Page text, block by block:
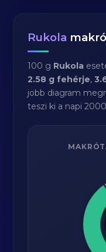
Rukola
100 g Rukola
2.58 g fehérje,
jobb diagram
teszi ki a napi